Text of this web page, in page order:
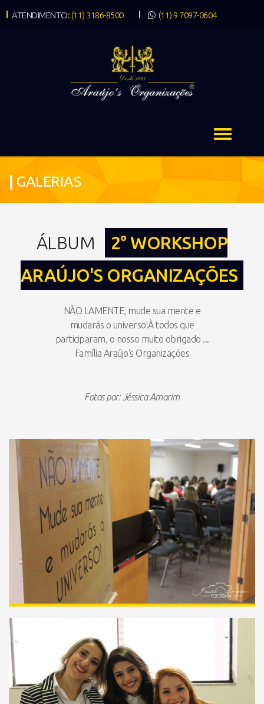
ATENDIMENTO: (11) 3186-8500 (11) 9 7097-0604
GALERIAS
ÁLBUM
2° WORKSHOP
ARAÚJO'S ORGANIZAÇÕES
NÃO LAMENTE, mude sua mente e
mudarás o universo!À todos que
participaram, o nosso muito obrigado ...
Família Araújo's Organizações
Fotos por: Jéssica Amorim